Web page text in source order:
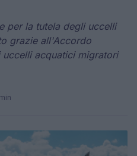
per la tutela degli uccelli
grazie all'Accordo
acquatici migratori